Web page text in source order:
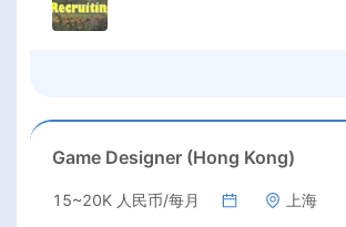
Game Designer (Hong Kong)
15~20K 人民币/每月 上海